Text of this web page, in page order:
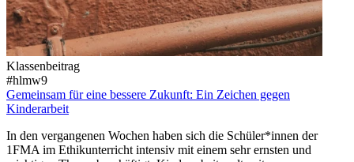
Klassenbeitrag
#hlmw9
Gemeinsam für eine bessere Zukunft: Ein Zeichen gegen
Kinderarbeit
In den vergangenen Wochen haben sich die Schüler*innen der
1FMA im Ethikunterricht intensiv mit einem sehr ernsten und